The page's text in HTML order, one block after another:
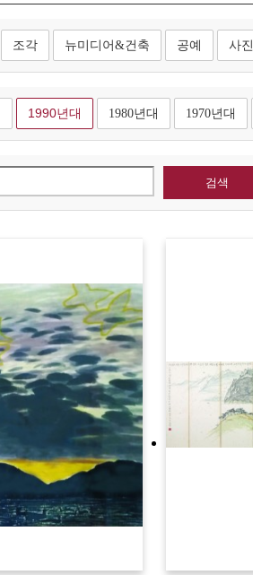
조각 뉴미디어&건축 공예 사진
1990년대 1980년대 1970년대